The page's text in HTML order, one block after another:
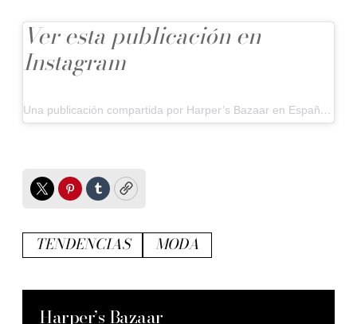
Ver esta publicación en
Instagram
Una publicación compartida por Harper’s Bazaar en Español (@harpersbazaarmx)
TwitterPinterest
TumblrCopy
TENDENCIAS MODA
Harper’s Bazaar